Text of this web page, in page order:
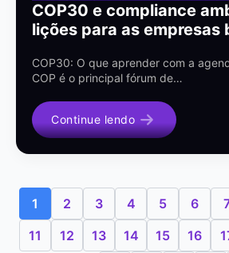
COP30 e compliance
lições para as empresas
COP30: O que aprender com a
COP é o principal fórum de…
Continue lendo
1 2 3 4 5 6
11
12 13 14 15 16